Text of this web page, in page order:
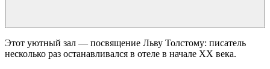
Этот уютный зал — посвящение Льву Толстому: писатель
несколько раз останавливался в отеле в начале XX века.